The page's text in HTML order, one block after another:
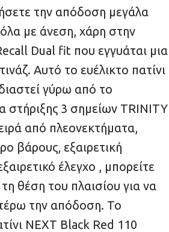
την απόδοση μεγάλα
με άνεση, χάρη στην
Dual fit που εγγυάται μια
Αυτό το ευέλικτο πατίνι
γύρω από το
στήριξης 3 σημείων TRINITY
από πλεονεκτήματα,
βάρους, εξαιρετική
έλεγχο , μπορείτε
θέση του πλαισίου για να
την απόδοση. Το
NEXT Black Red 110